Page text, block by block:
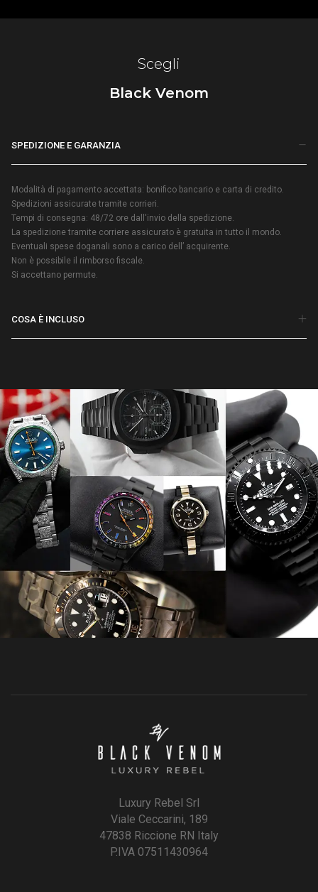
Scegli
Black Venom
SPEDIZIONE E GARANZIA
Modalità di pagamento accettata: bonifico bancario e carta di credito.
Spedizioni assicurate tramite corrieri.
Tempi di consegna: 48/72 ore dall'invio della spedizione.
La spedizione tramite corriere assicurato è gratuita in tutto il mondo.
Eventuali spese doganali sono a carico dell’ acquirente.
Non è possibile il rimborso fiscale.
Si accettano permute.
COSA È INCLUSO
Luxury Rebel Srl
Viale Ceccarini, 189
47838 Riccione RN Italy
P.IVA 07511430964